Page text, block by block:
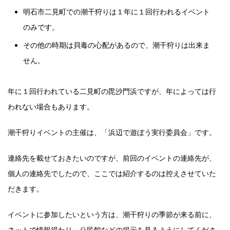
明石市二見町での潮干狩りは１年に１回行われるイベント
のみです。
その他の時期は貝毒の心配があるので、潮干狩りは出来ま
せん。
年に１回行われている二見町の毘沙門浜ですが、年によっては行
われない場合もあります。
潮干狩りイベントの主催は、「浜辺で遊ぼう実行委員会」です。
連絡先を載せておきたいのですが、前回のイベントの連絡先が、
個人の連絡先でしたので、ここでは紹介するのは控えさせていた
だきます。
イベントに参加したいという方は、潮干狩りの季節が来る前に、